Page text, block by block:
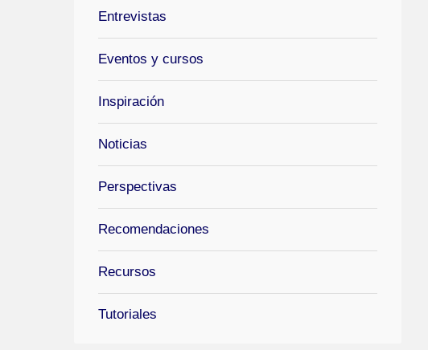
Entrevistas
Eventos y cursos
Inspiración
Noticias
Perspectivas
Recomendaciones
Recursos
Tutoriales